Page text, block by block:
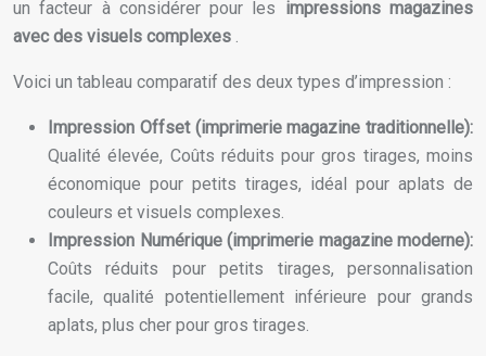
un facteur à considérer pour les impressions magazines
avec des visuels complexes .
Voici un tableau comparatif des deux types d’impression :
Impression Offset (imprimerie magazine traditionnelle):
Qualité élevée, Coûts réduits pour gros tirages, moins
économique pour petits tirages, idéal pour aplats de
couleurs et visuels complexes.
Impression Numérique (imprimerie magazine moderne):
Coûts réduits pour petits tirages, personnalisation
facile, qualité potentiellement inférieure pour grands
aplats, plus cher pour gros tirages.